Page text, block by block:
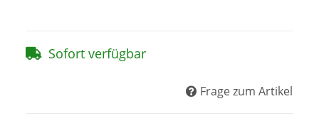
Sofort verfügbar
Frage zum Artikel